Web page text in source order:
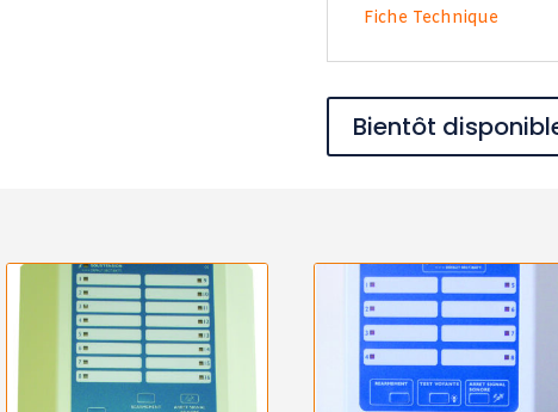
Fiche Technique
Bientôt